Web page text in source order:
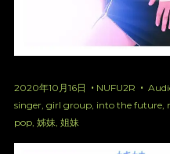
2020年10月16日 NUFU2R
singer, girl group, into the future,
pop, 姊妹, 姐妹